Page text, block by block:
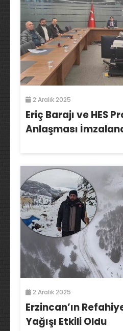
2 Aralık 2025
Eriç Barajı ve HES
Anlaşması
2 Aralık 2025
Erzincan’ın
Yağışı Etkili Oldu